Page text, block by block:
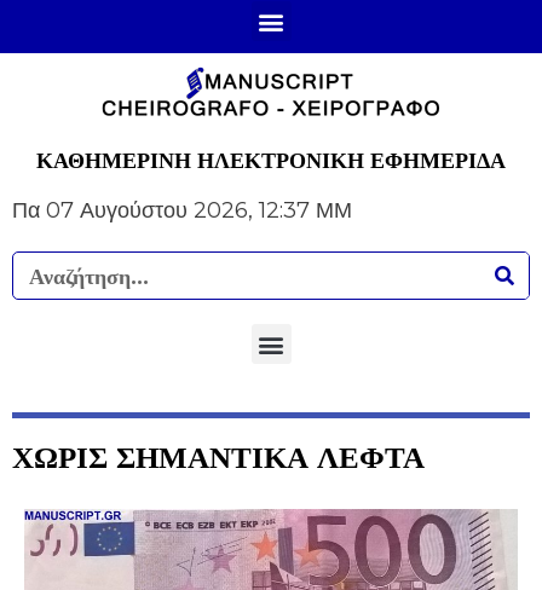
ΚΑΘΗΜΕΡΙΝΗ ΗΛΕΚΤΡΟΝΙΚΗ ΕΦΗΜΕΡΙΔΑ
Πα 07 Αυγούστου 2026, 12:37 ΜΜ
ΧΩΡΙΣ ΣΗΜΑΝΤΙΚΑ ΛΕΦΤΑ